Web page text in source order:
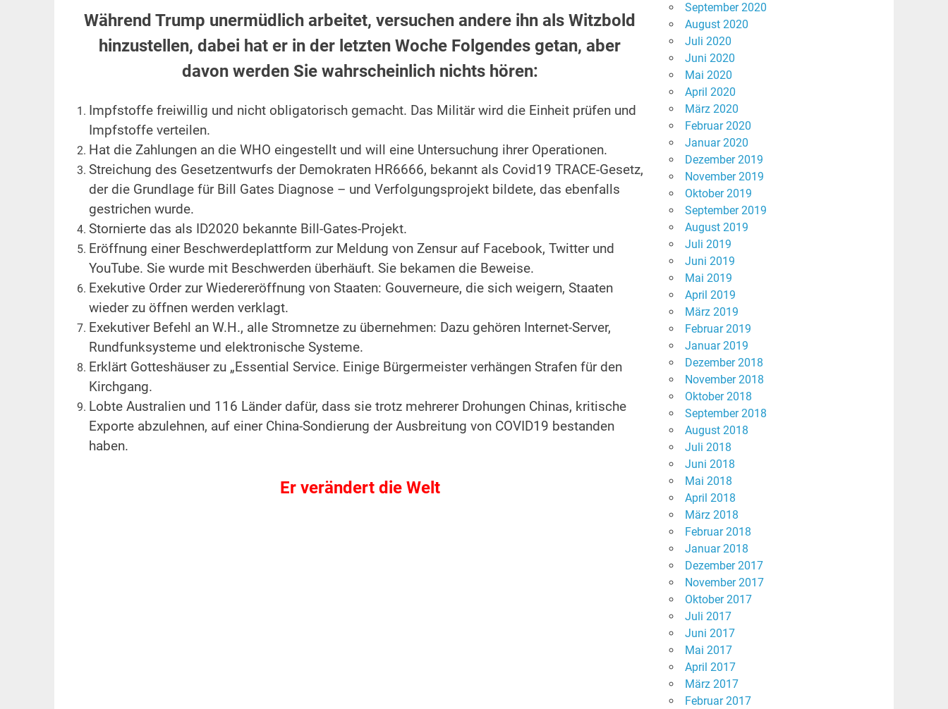
Während Trump unermüdlich arbeitet, versuchen andere ihn als Witzbold
hinzustellen, dabei hat er in der letzten Woche Folgendes getan, aber
davon werden Sie wahrscheinlich nichts hören:
Impfstoffe freiwillig und nicht obligatorisch gemacht. Das Militär wird die Einheit prüfen und
Impfstoffe verteilen.
Hat die Zahlungen an die WHO eingestellt und will eine Untersuchung ihrer Operationen.
Streichung des Gesetzentwurfs der Demokraten HR6666, bekannt als Covid19 TRACE-Gesetz,
der die Grundlage für Bill Gates Diagnose – und Verfolgungsprojekt bildete, das ebenfalls
gestrichen wurde.
Stornierte das als ID2020 bekannte Bill-Gates-Projekt.
Eröffnung einer Beschwerdeplattform zur Meldung von Zensur auf Facebook, Twitter und
YouTube. Sie wurde mit Beschwerden überhäuft. Sie bekamen die Beweise.
Exekutive Order zur Wiedereröffnung von Staaten: Gouverneure, die sich weigern, Staaten
wieder zu öffnen werden verklagt.
Exekutiver Befehl an W.H., alle Stromnetze zu übernehmen: Dazu gehören Internet-Server,
Rundfunksysteme und elektronische Systeme.
Erklärt Gotteshäuser zu „Essential Service. Einige Bürgermeister verhängen Strafen für den
Kirchgang.
Lobte Australien und 116 Länder dafür, dass sie trotz mehrerer Drohungen Chinas, kritische
Exporte abzulehnen, auf einer China-Sondierung der Ausbreitung von COVID19 bestanden
haben.
Er verändert die Welt
September 2020
August 2020
Juli 2020
Juni 2020
Mai 2020
April 2020
März 2020
Februar 2020
Januar 2020
Dezember 2019
November 2019
Oktober 2019
September 2019
August 2019
Juli 2019
Juni 2019
Mai 2019
April 2019
März 2019
Februar 2019
Januar 2019
Dezember 2018
November 2018
Oktober 2018
September 2018
August 2018
Juli 2018
Juni 2018
Mai 2018
April 2018
März 2018
Februar 2018
Januar 2018
Dezember 2017
November 2017
Oktober 2017
Juli 2017
Juni 2017
Mai 2017
April 2017
März 2017
Februar 2017